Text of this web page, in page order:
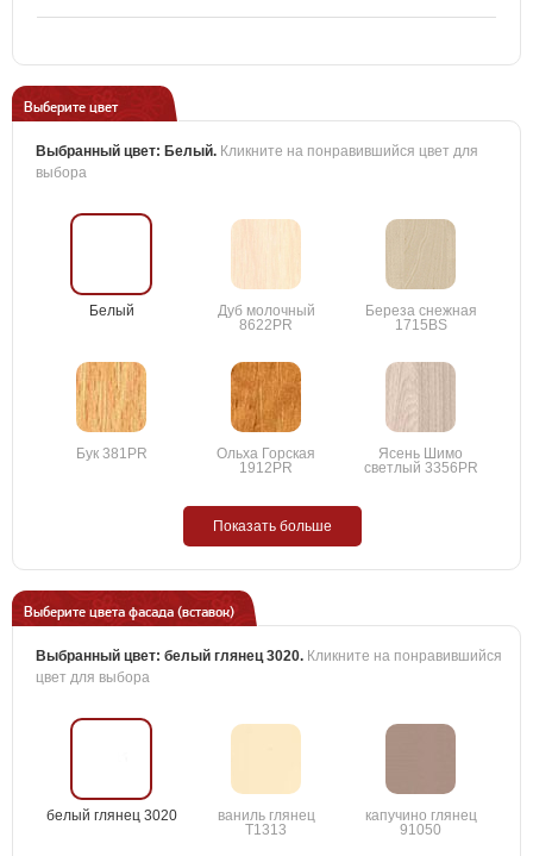
Выберите цвет
Выбранный цвет: Белый. Кликните на понравившийся цвет для
выбора
Белый
Дуб молочный
8622PR
Береза снежная
1715BS
Бук 381PR
Ольха Горская
1912PR
Ясень Шимо
светлый 3356PR
Показать больше
Выберите цвета фасада (вставок)
Выбранный цвет: белый глянец 3020. Кликните на понравившийся
цвет для выбора
белый глянец 3020
ваниль глянец
T1313
капучино глянец
91050